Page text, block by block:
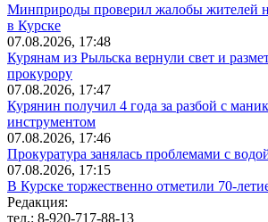
Минприроды проверил жалобы жителей
в Курске
07.08.2026, 17:48
Курянам из Рыльска вернули свет и
прокурору
07.08.2026, 17:47
Курянин получил 4 года за разбой с
инструментом
07.08.2026, 17:46
Прокуратура занялась проблемами с
07.08.2026, 17:15
В Курске торжественно отметили 70-
Редакция:
тел.: 8-920-717-88-13